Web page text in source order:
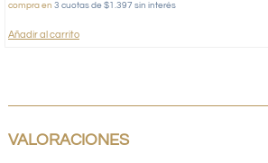
compra en 3 cuotas de $1.397 sin interés
Añadir al carrito
VALORACIONES